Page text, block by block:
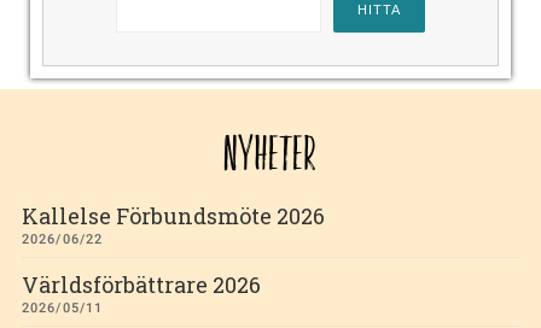
NYHETER
Kallelse Förbundsmöte 2026
2026/06/22
Världsförbättrare 2026
2026/05/11